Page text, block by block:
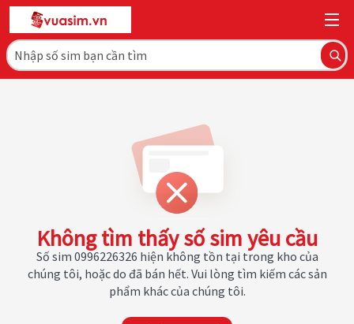
Không tìm thấy số sim yêu cầu
Số sim 0996226326 hiện không tồn tại trong kho của
chúng tôi, hoặc do đã bán hết. Vui lòng tìm kiếm các sản
phẩm khác của chúng tôi.